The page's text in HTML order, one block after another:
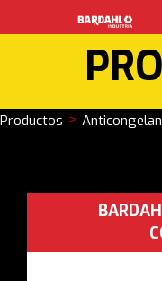
Productos >